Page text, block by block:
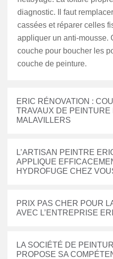
diagnostic. Il faut
cassées et réparer celles
appliquer un anti-mousse.
couche pour boucher les
couche de peinture.
ERIC RÉNOVATION :
TRAVAUX DE PEINTURE
MALAVILLERS
L’ARTISAN PEINTRE
APPLIQUE
HYDROFUGE CHEZ
PRIX PAS CHER POUR
AVEC L’ENTREPRISE
LA SOCIÉTÉ DE
PROPOSE SA